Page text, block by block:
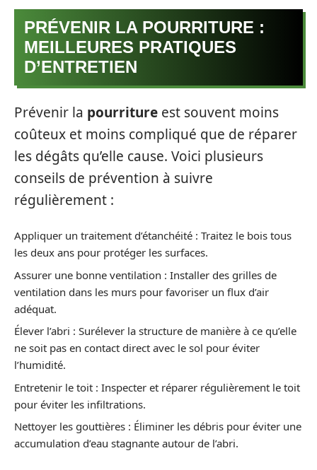
PRÉVENIR LA POURRITURE :
MEILLEURES PRATIQUES
D’ENTRETIEN
Prévenir la pourriture est souvent moins
coûteux et moins compliqué que de réparer
les dégâts qu’elle cause. Voici plusieurs
conseils de prévention à suivre
régulièrement :
Appliquer un traitement d’étanchéité : Traitez le bois tous
les deux ans pour protéger les surfaces.
Assurer une bonne ventilation : Installer des grilles de
ventilation dans les murs pour favoriser un flux d’air
adéquat.
Élever l’abri : Surélever la structure de manière à ce qu’elle
ne soit pas en contact direct avec le sol pour éviter
l’humidité.
Entretenir le toit : Inspecter et réparer régulièrement le toit
pour éviter les infiltrations.
Nettoyer les gouttières : Éliminer les débris pour éviter une
accumulation d’eau stagnante autour de l’abri.